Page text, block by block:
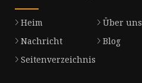
Heim Über uns
Nachricht
Blog
Seitenverzeichnis